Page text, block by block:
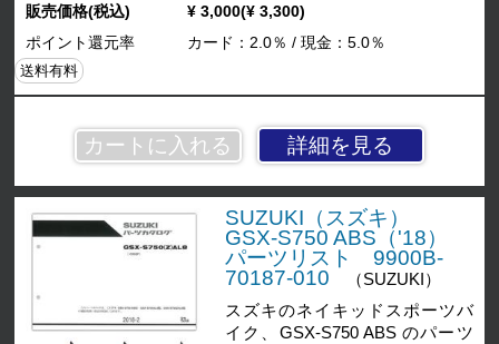
詳細を見る
販売価格(税込)
¥ 3,000(¥ 3,300)
ポイント還元率
カード：2.0％ / 現金：5.0％
送料有料
SUZUKI（スズキ）
GSX-S750 ABS（'18）
パーツリスト 9900B-
70187-010
（SUZUKI）
スズキのネイキッドスポーツバ
イク、GSX-S750 ABS のパーツ